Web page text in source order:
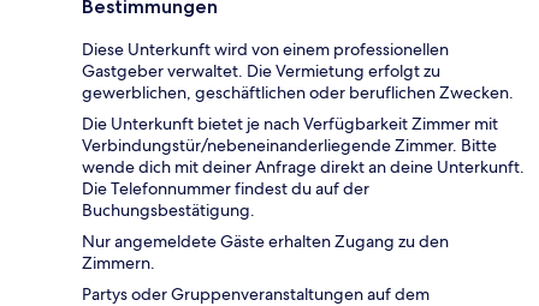
Bestimmungen
Diese Unterkunft wird von einem professionellen
Gastgeber verwaltet. Die Vermietung erfolgt zu
gewerblichen, geschäftlichen oder beruflichen Zwecken.
Die Unterkunft bietet je nach Verfügbarkeit Zimmer mit
Verbindungstür/nebeneinanderliegende Zimmer. Bitte
wende dich mit deiner Anfrage direkt an deine Unterkunft.
Die Telefonnummer findest du auf der
Buchungsbestätigung.
Nur angemeldete Gäste erhalten Zugang zu den
Zimmern.
Partys oder Gruppenveranstaltungen auf dem